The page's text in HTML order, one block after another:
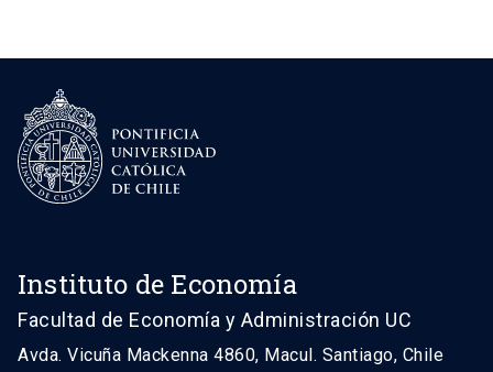
Instituto de Economía
Facultad de Economía y Administración UC
Avda. Vicuña Mackenna 4860, Macul. Santiago, Chile